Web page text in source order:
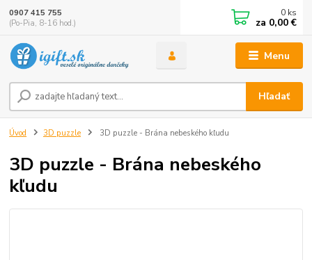
Menu
Hľadať
0907 415 755
(Po-Pia, 8-16 hod.)
0 ks
za 0,00 €
Úvod 3D puzzle 3D puzzle - Brána nebeského kľudu
3D puzzle - Brána nebeského
kľudu